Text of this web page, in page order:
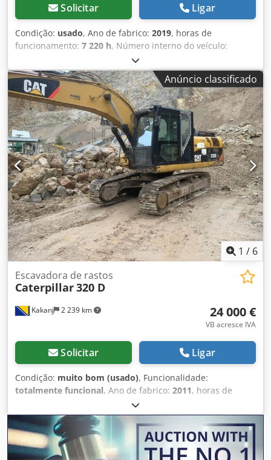
Solicitar Ligar
Condição: usado, Ano de fabrico: 2019, horas de
funcionamento: 7 220 h, Número interno do veículo:
G400064 Disponível imediatamente em nosso pátio em
Kaufungen Mais informações em: * Golec Nutzfahrzeuge
GmbH (alemão, inglês, búlgaro, russo) * Viktoria
Sologubova (polonês, russo, ucraniano, inglês)
Cjdpfxsyvmz Ts Al Iorf CATERPILLAR 320 Escavadeira de
esteiras Ano de fabricação: 2019 Horas de operação: 7.220
Peso: 22.100 kg Exemplo de financiamento: * Número
interno: G400064 * Preço de compra: € 79.900,00 *
Entrada: 10% * Prazo: 60 meses * Parcela mensal: €
1.199,02 * Valor residual: € 15.380,00 Se a oferta for do seu
interesse ou se desejar adaptá-la às suas necessidades,
entre em contato conosco (Sr. Enchev). Aguardamos seu
contato. Sujeito a erros e alterações. Aceitamos o seu
veículo usado como parte do pagamento. Financiamento
disponível diretamente conosco. GOLEC NUTZFAHRZEUGE
GMBH Falamos: alemão, inglês, espanhol, polonês,
ucraniano, russo, búlgaro. ----.
Anúncio classificado
1 / 6
Kakanj 2 239 km
Escavadora de rastos
Caterpillar320 D
24 000 €
VB acresce IVA
Solicitar Ligar
Condição: muito bom (usado), Funcionalidade:
totalmente funcional, Ano de fabrico: 2011, horas de
, A máquina está em muito bom
estado e pronta para uso. Crjdpfx Aszam Efol Ijf